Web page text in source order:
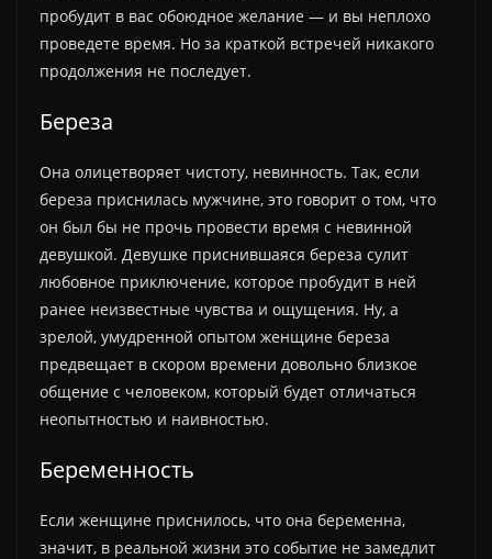
пробудит в вас обоюдное желание — и вы неплохо
проведете время. Но за краткой встречей никакого
продолжения не последует.
Береза
Она олицетворяет чистоту, невинность. Так, если
береза приснилась мужчине, это говорит о том, что
он был бы не прочь провести время с невинной
девушкой. Девушке приснившаяся береза сулит
любовное приключение, которое пробудит в ней
ранее неизвестные чувства и ощущения. Ну, а
зрелой, умудренной опытом женщине береза
предвещает в скором времени довольно близкое
общение с человеком, который будет отличаться
неопытностью и наивностью.
Беременность
Если женщине приснилось, что она беременна,
значит, в реальной жизни это событие не замедлит